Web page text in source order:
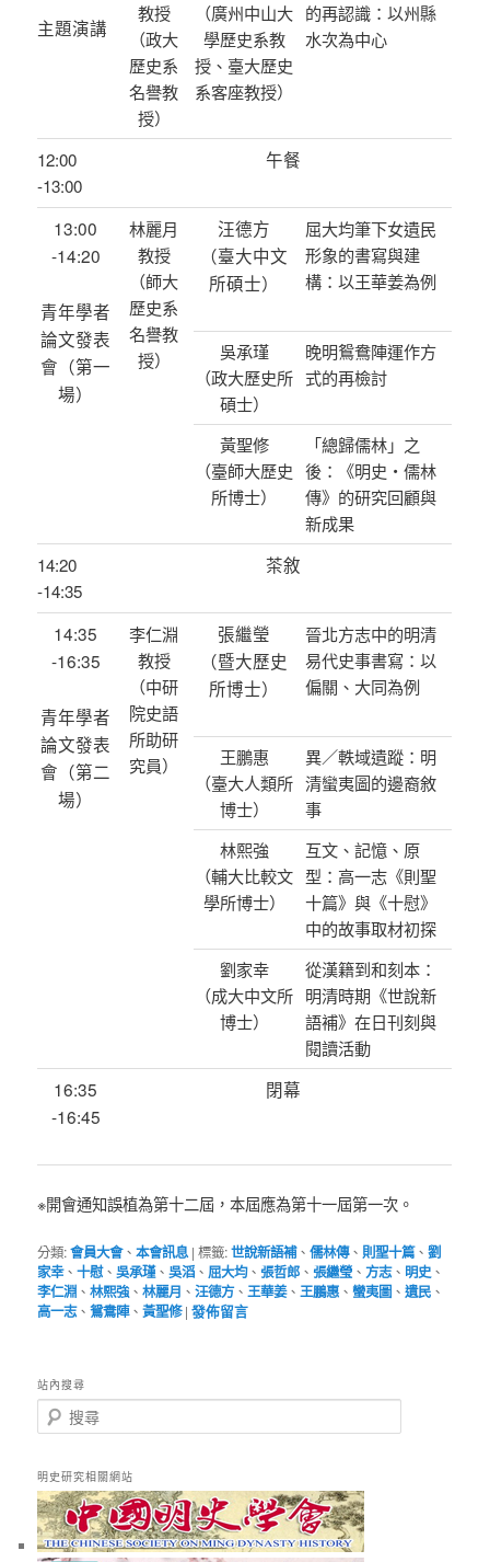
主題演講
教授
（政大
歷史系
名譽教
授）
（廣州中山大
學歷史系教
授、臺大歷史
系客座教授）
的再認識：以州縣
水次為中心
12:00
-13:00
午餐
13:00
-14:20
青年學者
論文發表
會（第一
場）
林麗月
教授
（師大
歷史系
名譽教
授）
汪德方
（臺大中文
所碩士）
屈大均筆下女遺民
形象的書寫與建
構：以王華姜為例
吳承瑾
（政大歷史所
碩士）
晚明鴛鴦陣運作方
式的再檢討
黃聖修
（臺師大歷史
所博士）
「總歸儒林」之
後：《明史‧儒林
傳》的研究回顧與
新成果
14:20
-14:35
茶敘
14:35
-16:35
青年學者
論文發表
會（第二
場）
李仁淵
教授
（中研
院史語
所助研
究員）
張繼瑩
（暨大歷史
所博士）
晉北方志中的明清
易代史事書寫：以
偏關、大同為例
王鵬惠
（臺大人類所
博士）
異／軼域遺蹤：明
清蠻夷圖的邊裔敘
事
林熙強
（輔大比較文
學所博士）
互文、記憶、原
型：高一志《則聖
十篇》與《十慰》
中的故事取材初探
劉家幸
（成大中文所
博士）
從漢籍到和刻本：
明清時期《世說新
語補》在日刊刻與
閱讀活動
16:35
-16:45
閉幕
※開會通知誤植為第十二屆，本屆應為第十一屆第一次。
分類:會員大會、本會訊息 |標籤:世說新語補、儒林傳、 則聖十篇、劉
家幸、十慰、吳承瑾、吳滔 、 屈大均、張哲郎 、張繼瑩 、方志、 明史 、
李仁淵 、林熙強 、林麗月 、汪德方、王華姜、王鵬惠 、蠻夷圖 、遺民 、
高一志、鴛鴦陣、黃聖修 |發佈留言
站內搜尋
搜
尋
明史研究相關網站